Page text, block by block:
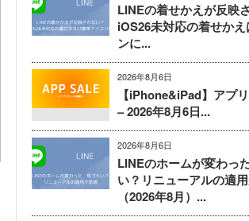
LINEの着せかえが反映
iOS26未対応の着せか
ンに...
2026年8月6日
【iPhone&iPad】アプ
– 2026年8月6日...
2026年8月6日
LINEのホームが変わっ
い？リニューアルの適
（2026年8月）...